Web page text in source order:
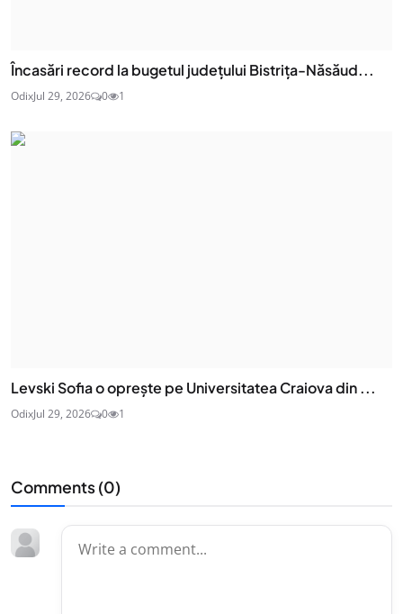
Încasări record la bugetul județului Bistrița-Năsăud...
OdixJul 29, 2026 0 1
Levski Sofia o oprește pe Universitatea Craiova din ...
OdixJul 29, 2026 0 1
Comments (0)